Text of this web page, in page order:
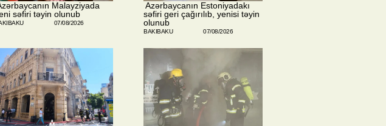
Malayziyada
səfiri təyin olunub
07/08/2026
​ Azərbaycanın Estoniyadakı
səfiri geri çağırılıb, yenisi təyin
olunub
BAKIBAKU 07/08/2026